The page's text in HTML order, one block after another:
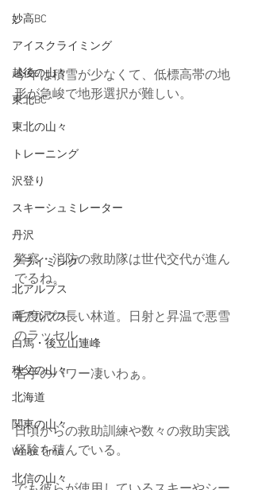
妙高BC
アイスクライミング
越後の山々
東北BC
東北の山々
トレーニング
沢登り
スキーシュミレーター
丹沢
クライミング
北アルプス
南アルプス
白馬・後立山連峰
秩父の山々
北海道
関東の山々
White Time
北信の山々
今年は積雪が少なくて、低標高帯の地
形が急峻で地形選択が難しい。
警察・消防の救助隊は世代交代が進ん
でるね。
毛度沢の長い林道。日射と昇温で悪雪
のラッセル。
若手のパワー凄いわぁ。
日頃からの救助訓練や数々の救助実践
経験を積んでいる。